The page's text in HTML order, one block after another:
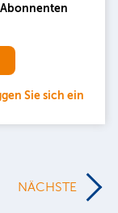
Sie sich ein
NÄCHSTE